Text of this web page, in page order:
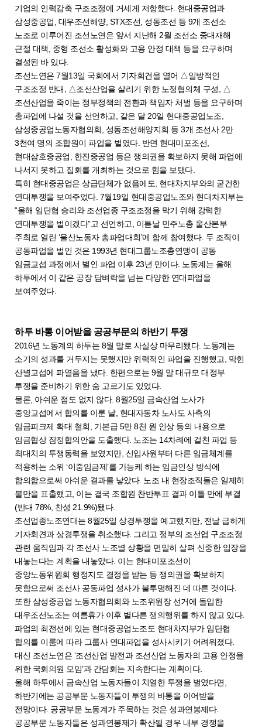
기업의 인력감축 구조조정에 거세게 저항했다. 현대중공업과
삼성중공업, 대우조선해양, STX조선, 성동조선 등 9개 조선소
노조로 이루어진 조선노연은 앞서 지난해 2월 조선소 중대재해
근절 대책, 중형 조선소 활성화와 고용 안정 대책 등을 요구하며
결성된 바 있다.
조선노연은 7월13일 국회에서 기자회견을 열어 △일방적인
구조조정 반대, △조선산업을 살리기 위한 노정협의체 구성, △
조선산업을 죽이는 정부정책의 전환과 책임자 처벌 등을 요구하며
총파업에 나설 것을 선언하고, 같은 달 20일 현대중공업노조,
삼성중공업노동자협의회, 성동조선해양지회 등 3개 조선사 2만
3천여 명의 조합원이 파업을 벌였다. 반면 현대미포조선,
현대삼호중공업, 한진중공업 등은 쟁의권을 확보하지 못해 파업에
나서지 못하고 집회를 개최하는 것으로 힘을 보탰다.
특히 현대중공업은 상급단체가 없음에도, 현대차지부와의 굳건한
연대투쟁을 보여주었다. 7월19일 현대중공업노조와 현대차지부는
“올해 임단협 승리와 조선업종 구조조정을 막기 위해 강력한
연대투쟁을 벌이겠다”고 선언하고, 이튿날 민주노총 울산본부
주최로 열린 ‘울산노동자 총파업대회’에 함께 참여했다. 두 조직이
공동파업을 벌인 것은 1993년 현대그룹노조총연맹이 공동
임금교섭 과정에서 벌인 파업 이후 23년 만이다. 노동계는 올해
하투에서 이 같은 공장 담벼락을 넘는 다양한 연대파업을
보여주었다.
하투 바통 이어받을 공공부문의 하반기 투쟁
2016년 노동계의 하투는 8월 말로 사실상 마무리됐다. 노동계는
소기의 성과를 거두지는 못했지만 위력적인 파업을 진행했고, 막힌
산별교섭에 파열음을 냈다. 한편으로는 9월 말 대규모 대정부
투쟁을 준비하기 위한 숨 고르기도 있었다.
물론, 아쉬운 점도 없지 않다. 8월25일 금속산업 노사가
중앙교섭에서 합의를 이룬 날, 현대자동차 노사도 사측의
임금피크제 확대 철회, 기본급 5만 8천 원 인상 등의 내용으로
임금협상 잠정합의안을 도출했다. 노조는 14차례에 걸친 파업 등
최대치의 투쟁동력을 보였지만, 신입사원부터 다른 임금체계를
적용하는 소위 ‘이중임금제’를 가능케 하는 임금인상 방식에
합의함으로써 아쉬운 결과를 낳았다. 노조 내 현장조직들은 일제히
불만을 표출했고, 이는 결국 조합원 찬반투표 결과 이틀 만에 부결
(반대 78%, 찬성 21.9%)됐다.
조선업종노조연대는 8월25일 상경투쟁을 예고했지만, 전날 급하게
기자회견과 상경투쟁을 취소했다. 그리고 정부의 조선업 구조조정
관련 움직임과 각 조선사 노조별 상황을 면밀히 살펴 신중한 입장을
내놓는다는 계획을 내놓았다. 이는 현대미포조선이
중앙노동위원회 행정지도 결정을 받는 등 쟁의권을 확보하지
못함으로써 조선사 공동파업 성사가 불투명해진 데 따른 것이다.
또한 삼성중공업 노동자협의회와 노조위원장 선거에 돌입한
대우조선노조는 여름휴가 이후 별다른 쟁의행위를 하지 않고 있다.
파업의 최전선에 있는 현대중공업노조도 현대차지부가 임단협
합의를 이룸에 따라 그룹사 연대파업을 성사시키기 어려워졌다.
대신 조선노연은 ‘조선산업 발전과 조선산업 노동자의 고용 안정을
위한 국회의원 모임’과 간담회는 지속한다는 계획이다.
올해 하투에서 금속산업 노동자들이 치열한 투쟁을 벌였다면,
하반기에는 공공부문 노동자들이 투쟁의 바통을 이어받을
전망이다. 공공부문 노동계가 주목하는 것은 성과연봉제다.
공공부문 노동자들은 성과연봉제가 확산될 경우 내부 경쟁을